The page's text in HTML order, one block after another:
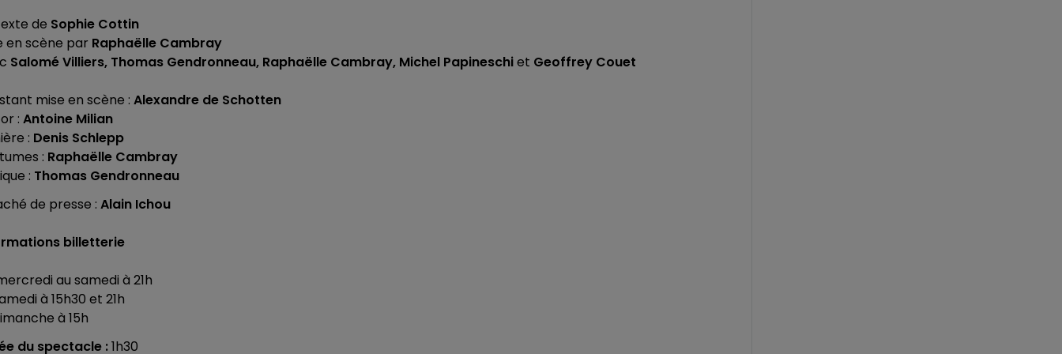
de Sophie Cottin
en scène par Raphaëlle Cambray
Salomé Villiers, Thomas Gendronneau, Raphaëlle Cambray, Michel Papineschiet Geoffrey Couet
mise en scène : Alexandre de Schotten
: Antoine Milian
: Denis Schlepp
: Raphaëlle Cambray
: Thomas Gendronneau
de presse : Alain Ichou
billetterie
au samedi à 21h
à 15h30 et 21h
à 15h
du spectacle :1h30